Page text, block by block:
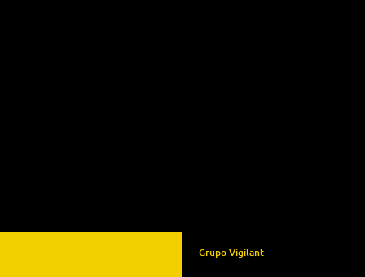
Grupo Vigilant